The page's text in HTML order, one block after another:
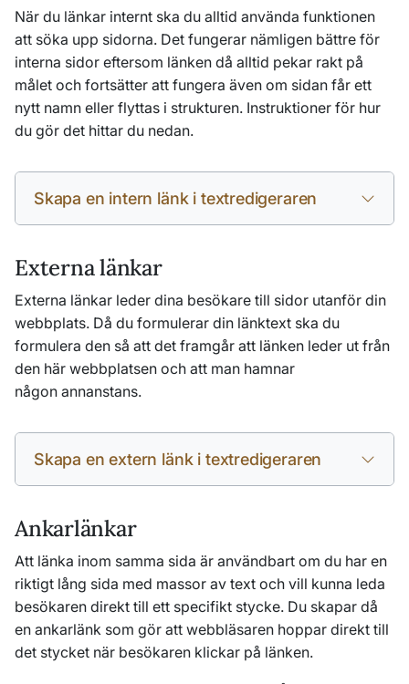
När du länkar internt ska du alltid använda funktionen
att söka upp sidorna. Det fungerar nämligen bättre för
interna sidor eftersom länken då alltid pekar rakt på
målet och fortsätter att fungera även om sidan får ett
nytt namn eller flyttas i strukturen. Instruktioner för hur
du gör det hittar du nedan.
Skapa en intern länk i textredigeraren
Externa länkar
Externa länkar leder dina besökare till sidor utanför din
webbplats. Då du formulerar din länktext ska du
formulera den så att det framgår att länken leder ut från
den här webbplatsen och att man hamnar
någon annanstans.
Skapa en extern länk i textredigeraren
Ankarlänkar
Att länka inom samma sida är användbart om du har en
riktigt lång sida med massor av text och vill kunna leda
besökaren direkt till ett specifikt stycke. Du skapar då
en ankarlänk som gör att webbläsaren hoppar direkt till
det stycket när besökaren klickar på länken.